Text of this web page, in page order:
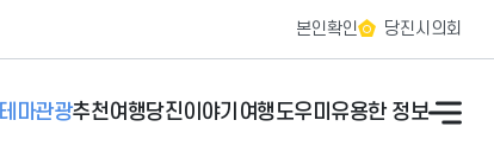
본인확인 당진시의회
테마관광추천여행당진이야기 여행도우미 유용한 정보